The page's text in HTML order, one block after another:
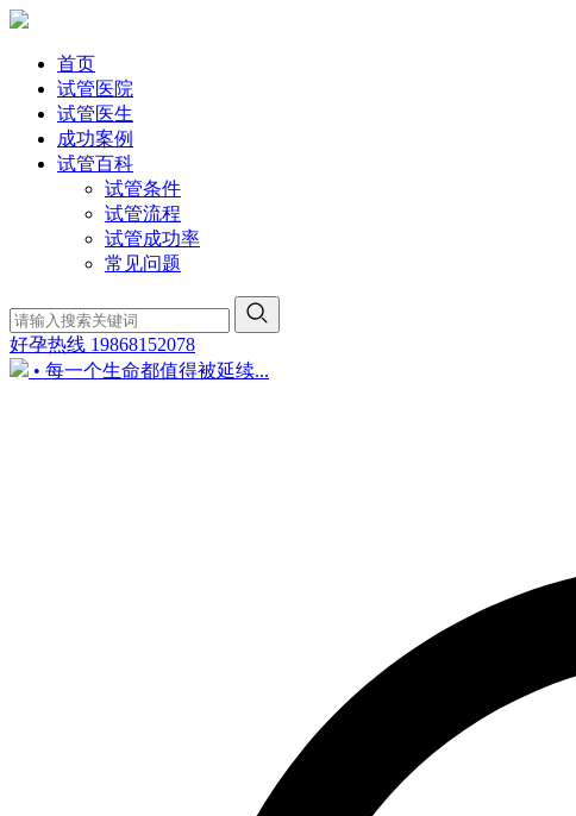
首页
试管医院
试管医生
成功案例
试管百科
试管条件
试管流程
试管成功率
常见问题
好孕热线 19868152078
• 每一个生命都值得被延续...